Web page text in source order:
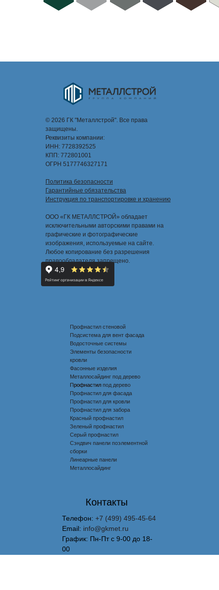
© 2026 ГК "Металлстрой". Все права
защищены.
Реквизиты компании:
ИНН: 7728392525
КПП: 772801001
ОГРН 5177746327171
Политика безопасности
Гарантийные обязательства
Инструкция по транспортировке и хранению
ООО «ГК МЕТАЛЛСТРОЙ» обладает
исключительными авторскими правами на
графические и фотографические
изображения, используемые на сайте.
Любое копирование без разрешения
правообладателя запрещено.
Профнастил стеновой
Подсистема для вент фасада
Водосточные системы
Элементы безопасности
кровли
Фасонные изделия
Металлосайдинг под дерево
Профнастил под дерево
Профнастил
Профнастил для фасада
Профнастил для кровли
Профнастил для забора
Красный профнастил
Зеленый профнастил
Серый профнастил
Сэндвич панели поэлементной
сборки
Линеарные панели
Металлосайдинг
Телефон: +7 (499) 495-45-64
Email: info@gkmet.ru
График: Пн-Пт с 9-00 до 18-
00
Контакты